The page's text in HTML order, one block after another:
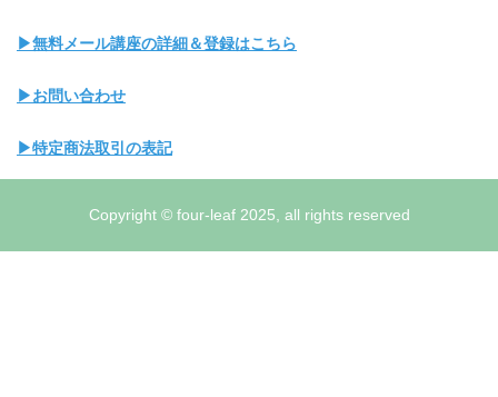
▶無料メール講座の詳細＆登録はこちら
▶お問い合わせ
▶特定商法取引の表記
Copyright © four-leaf 2025, all rights reserved